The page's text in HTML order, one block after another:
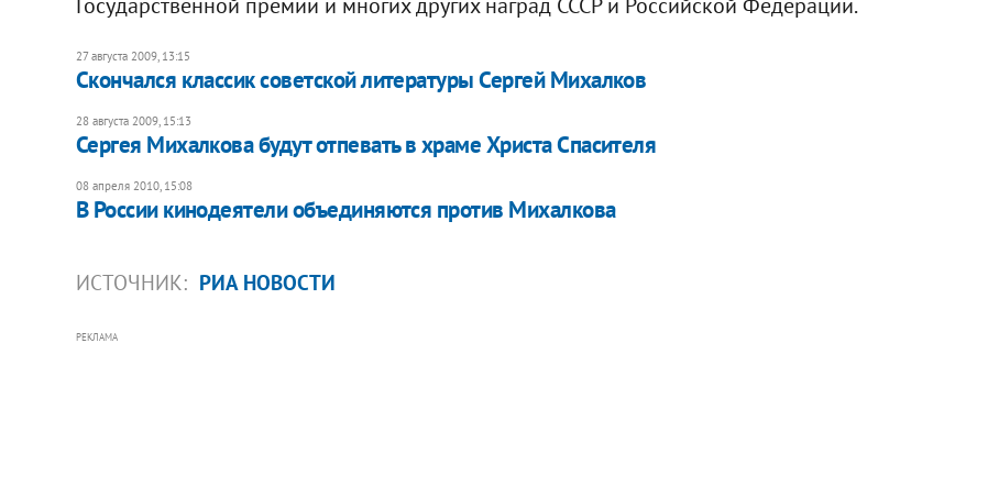
27 августа 2009, 13:15
Скончался классик советской литературы Сергей Михалков
28 августа 2009, 15:13
Сергея Михалкова будут отпевать в храме Христа Спасителя
08 апреля 2010, 15:08
В России кинодеятели объединяются против Михалкова
ИСТОЧНИК: РИА НОВОСТИ
РЕКЛАМА